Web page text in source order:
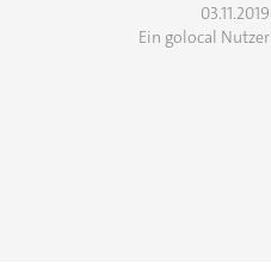
03.11.2019
Ein golocal Nutzer